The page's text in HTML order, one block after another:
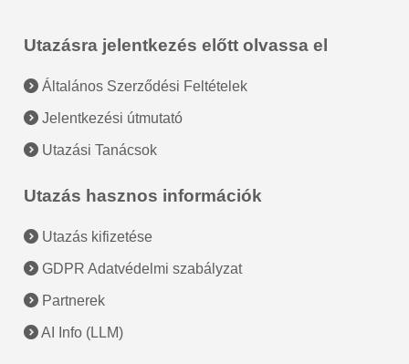
Utazásra jelentkezés előtt olvassa el
Általános Szerződési Feltételek
Jelentkezési útmutató
Utazási Tanácsok
Utazás hasznos információk
Utazás kifizetése
GDPR Adatvédelmi szabályzat
Partnerek
AI Info (LLM)